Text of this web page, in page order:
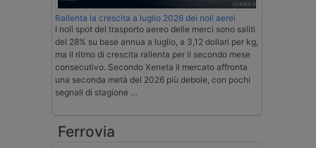
Rallenta la crescita a luglio 2026 dei noli aerei
I noli spot del trasporto aereo delle merci sono saliti
del 28% su base annua a luglio, a 3,12 dollari per kg,
ma il ritmo di crescita rallenta per il secondo mese
consecutivo. Secondo Xeneta il mercato affronta
una seconda metà del 2026 più debole, con pochi
segnali di stagione …
Ferrovia